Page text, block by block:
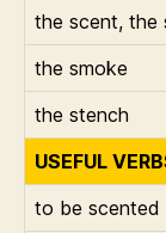
the scent, the
the smoke
the stench
USEFUL
to be scented